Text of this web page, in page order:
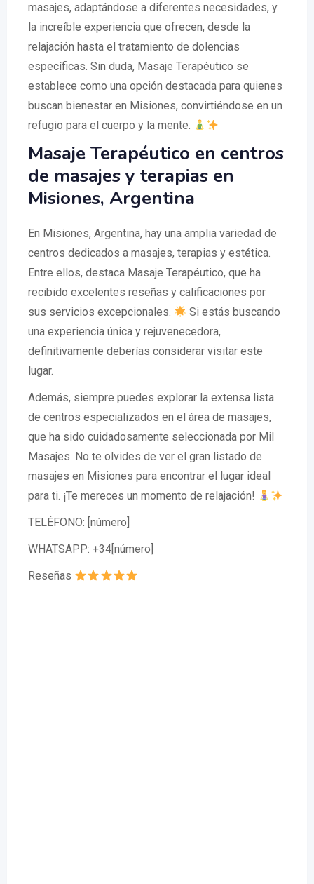
masajes, adaptándose a diferentes necesidades, y
la increíble experiencia que ofrecen, desde la
relajación hasta el tratamiento de dolencias
específicas. Sin duda, Masaje Terapéutico se
establece como una opción destacada para quienes
buscan bienestar en Misiones, convirtiéndose en un
refugio para el cuerpo y la mente.
Masaje Terapéutico en centros
de masajes y terapias en
Misiones, Argentina
En Misiones, Argentina, hay una amplia variedad de
centros dedicados a masajes, terapias y estética.
Entre ellos, destaca Masaje Terapéutico, que ha
recibido excelentes reseñas y calificaciones por
sus servicios excepcionales.
Si estás buscando
una experiencia única y rejuvenecedora,
definitivamente deberías considerar visitar este
lugar.
Además, siempre puedes explorar la extensa lista
de centros especializados en el área de masajes,
que ha sido cuidadosamente seleccionada por Mil
Masajes. No te olvides de ver el gran listado de
masajes en Misiones para encontrar el lugar ideal
para ti. ¡Te mereces un momento de relajación!
TELÉFONO: [número]
WHATSAPP: +34[número]
Reseñas